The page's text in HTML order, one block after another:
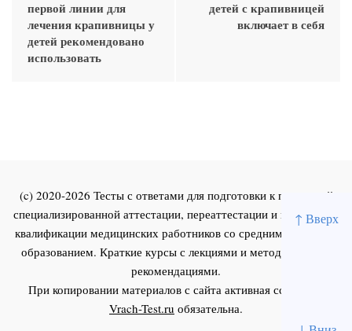
↑ Вверх
первой линии для
лечения крапивницы у
детей рекомендовано
использовать
детей с крапивницей
включает в себя
(c) 2020-2026 Тесты с ответами для подготовки к первичной
специализированной аттестации, переаттестации и повышения
квалификации медицинских работников со средним и высшим
образованием. Краткие курсы с лекциями и методическими
рекомендациями.
При копировании материалов с сайта активная ссылка на
Vrach-Test.ru обязательна.